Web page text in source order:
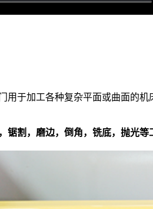
用于加工各种复杂平面或曲面的
锯割，磨边，倒角，铣底，抛光等